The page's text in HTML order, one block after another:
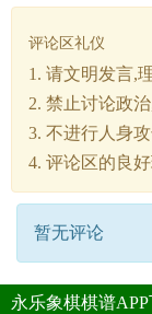
评论区礼仪
1. 请文明发言,
2. 禁止讨论政
3. 不进行人身
4. 评论区的良
暂无评论
永乐象棋棋谱